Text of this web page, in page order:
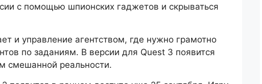
с помощью шпионских гаджетов и скрываться
и управление агентством, где нужно грамотно
по заданиям. В версии для Quest 3 появится
смешанной реальности.